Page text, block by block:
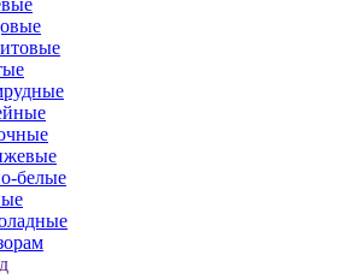
белые